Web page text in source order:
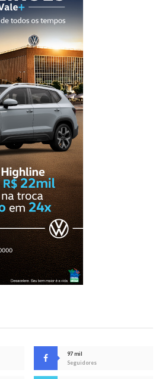
97 mil
Seguidores